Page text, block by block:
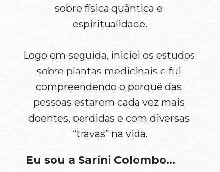
sobre física quântica e
espiritualidade.
Logo em seguida, iniciei os estudos
sobre plantas medicinais e fui
compreendendo o porquê das
pessoas estarem cada vez mais
doentes, perdidas e com diversas
“travas” na vida.
Eu sou a Saríni Colombo…